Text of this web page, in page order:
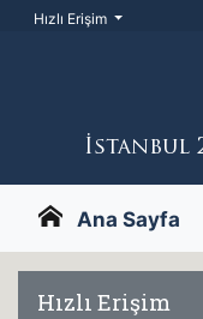
Hızlı Erişim
İstanbul
Ana Sayfa
Hızlı Erişim